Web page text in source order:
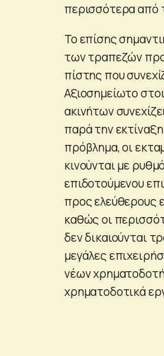
περισσότερα από
Το επίσης
των τραπεζών
πίστης που
Αξιοσημείωτο
ακινήτων
παρά την
πρόβλημα, οι
κινούνται με
επιδοτούμενου
προς ελεύθερους
καθώς οι
δεν δικαιούνται
μεγάλες
νέων
χρηματοδοτικά